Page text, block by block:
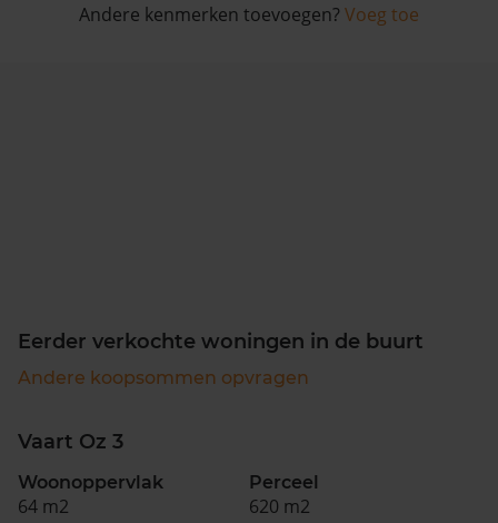
Andere kenmerken toevoegen? Voeg toe
Eerder verkochte woningen in de buurt
Andere koopsommen opvragen
Vaart Oz 3
Woonoppervlak
64 m2
Perceel
620 m2